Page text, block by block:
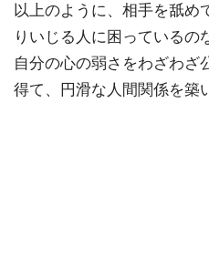
以上のように、相手を舐め
りいじる人に困っているの
自分の心の弱さをわざわざ
得て、円滑な人間関係を築